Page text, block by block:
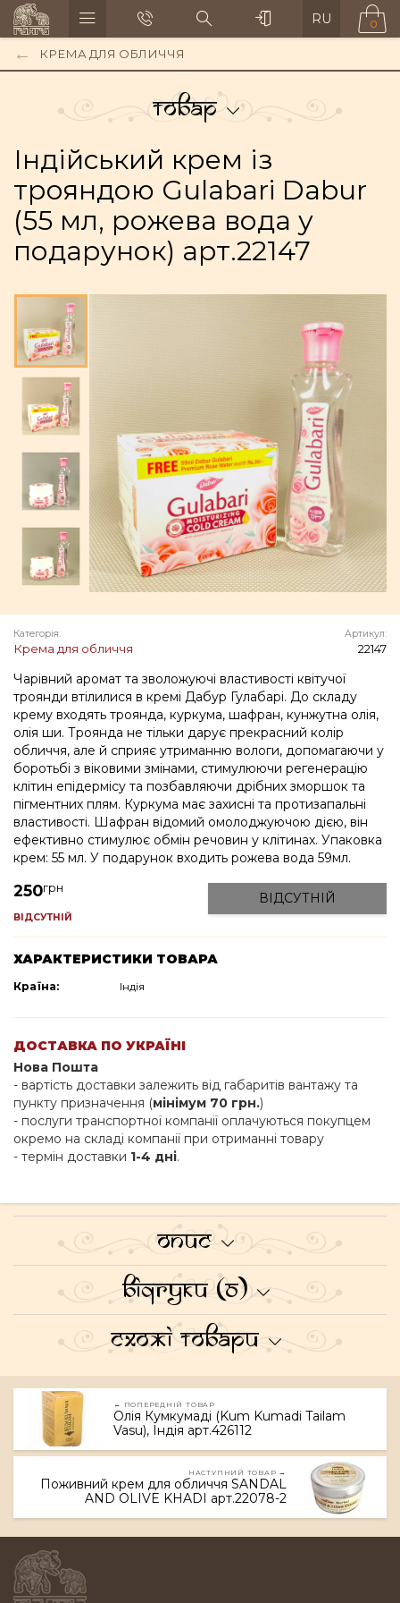
RU 0
КРЕМА ДЛЯ ОБЛИЧЧЯ
Товар
Індійський крем із
трояндою Gulabari Dabur
(55 мл, рожева вода у
подарунок) арт.22147
Категорія:
Крема для обличчя
Артикул:
22147
Чарівний аромат та зволожуючі властивості квітучої
троянди втілилися в кремі Дабур Гулабарі. До складу
крему входять троянда, куркума, шафран, кунжутна олія,
олія ши. Троянда не тільки дарує прекрасний колір
обличчя, але й сприяє утриманню вологи, допомагаючи у
боротьбі з віковими змінами, стимулюючи регенерацію
клітин епідермісу та позбавляючи дрібних зморшок та
пігментних плям. Куркума має захисні та протизапальні
властивості. Шафран відомий омолоджуючою дією, він
ефективно стимулює обмін речовин у клітинах. Упаковка
крем: 55 мл. У подарунок входить рожева вода 59мл.
250грн
ВІДСУТНІЙ
ВІДСУТНІЙ
ХАРАКТЕРИСТИКИ ТОВАРА
Країна: Індія
ДОСТАВКА ПО УКРАЇНІ
Нова Пошта
- вартість доставки залежить від габаритів вантажу та
пункту призначення (мінімум 70 грн.)
- послуги транспортної компанії оплачуються покупцем
окремо на складі компанії при отриманні товару
- термін доставки 1-4 дні.
Опис
Відгуки (0)
Схожі товари
← ПОПЕРЕДНІЙ ТОВАР
Олія Кумкумаді (Kum Kumadi Tailam
Vasu), Індія арт.426112
НАСТУПНИЙ ТОВАР →
Поживний крем для обличчя SANDAL
AND OLIVE KHADI арт.22078-2